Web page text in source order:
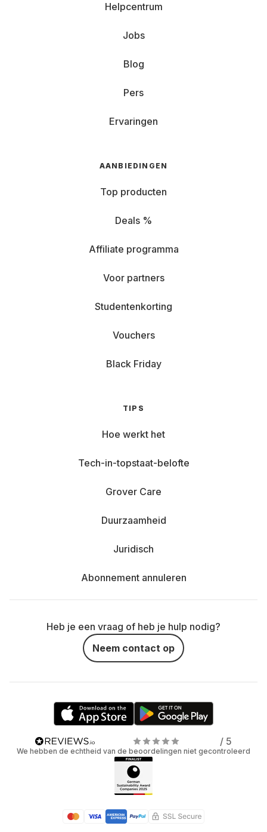
Helpcentrum
Jobs
Blog
Pers
Ervaringen
AANBIEDINGEN
Top producten
Deals %
Affiliate programma
Voor partners
Studentenkorting
Vouchers
Black Friday
TIPS
Hoe werkt het
Tech-in-topstaat-belofte
Grover Care
Duurzaamheid
Juridisch
Abonnement annuleren
Heb je een vraag of heb je hulp nodig?
Neem contact op
/ 5
We hebben de echtheid van de beoordelingen niet gecontroleerd